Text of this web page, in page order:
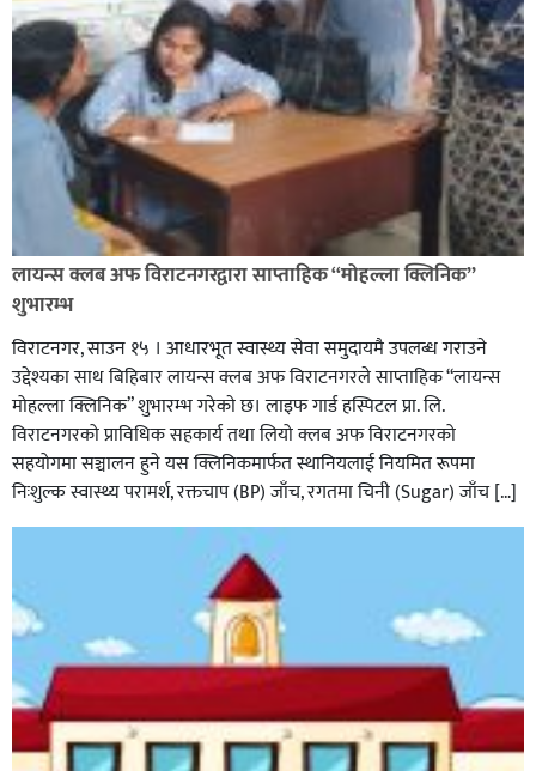
लायन्स क्लब अफ विराटनगरद्वारा साप्ताहिक “मोहल्ला क्लिनिक”
शुभारम्भ
विराटनगर, साउन १५ । आधारभूत स्वास्थ्य सेवा समुदायमै उपलब्ध गराउने
उद्देश्यका साथ बिहिबार लायन्स क्लब अफ विराटनगरले साप्ताहिक “लायन्स
मोहल्ला क्लिनिक” शुभारम्भ गरेकाे छ। लाइफ गार्ड हस्पिटल प्रा. लि.
विराटनगरको प्राविधिक सहकार्य तथा लियो क्लब अफ विराटनगरको
सहयोगमा सञ्चालन हुने यस क्लिनिकमार्फत स्थानियलाई नियमित रूपमा
निःशुल्क स्वास्थ्य परामर्श, रक्तचाप (BP) जाँच, रगतमा चिनी (Sugar) जाँच […]